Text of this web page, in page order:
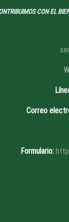
CON EL
Correo
Formulario: